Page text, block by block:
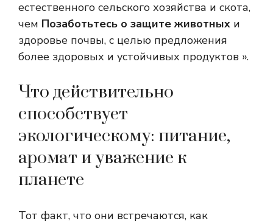
естественного сельского хозяйства и скота,
чем Позаботьтесь о защите животных и
здоровье почвы, с целью предложения
более здоровых и устойчивых продуктов ».
Что действительно
способствует
экологическому: питание,
аромат и уважение к
планете
Тот факт, что они встречаются, как